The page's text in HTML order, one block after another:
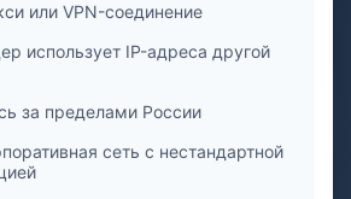
или VPN-соединение
использует IP-адреса другой
за пределами России
сеть с нестандартной